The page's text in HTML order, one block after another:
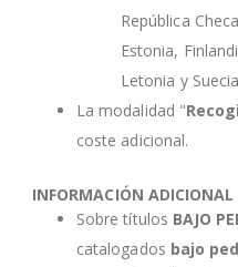
República
Estonia,
Letonia y
La modalidad "
coste adicional.
INFORMACIÓN ADICIONAL
Sobre títulos BAJO
catalogados bajo